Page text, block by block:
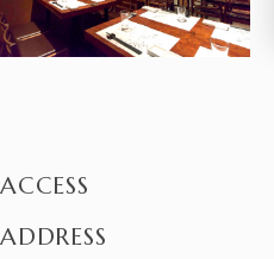
ACCESS
ADDRESS